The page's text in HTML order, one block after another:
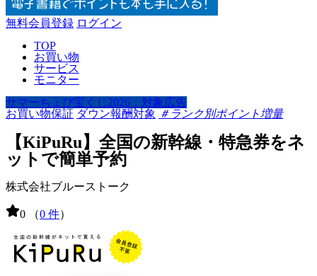
無料会員登録 ログイン
TOP
お買い物
サービス
モニター
サマーちょび宝くじ2026：対象広告
お買い物保証 ダウン報酬対象 ＃ランク別ポイント増量
【KiPuRu】全国の新幹線・特急券をネ
ットで簡単予約
株式会社ブルーストーク
0 （0 件）